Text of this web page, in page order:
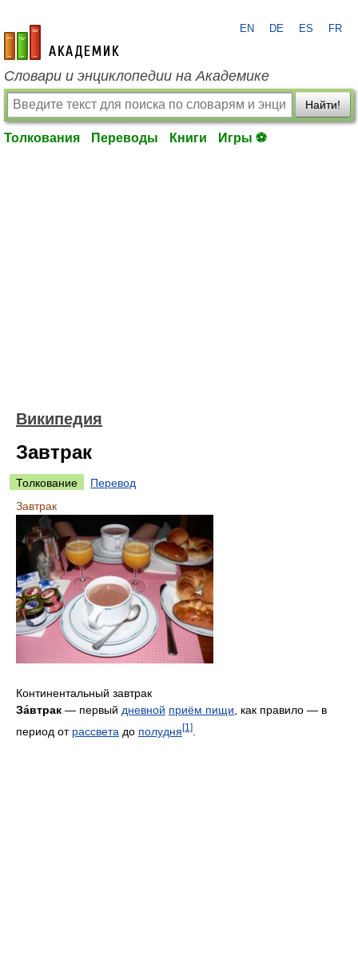
academic.ru
EN DE ES FR
Словари и энциклопедии на Академике
Найти!
Толкования Переводы Книги Игры ⚽
Википедия
Завтрак
Толкование
Перевод
Завтрак
Континентальный завтрак
За́втрак — первый дневной приём пищи , как правило — в
период от рассвета до полудня[1]